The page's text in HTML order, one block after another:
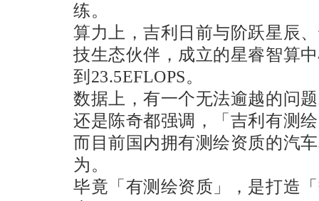
练。
算力上，吉利日前与阶跃星辰
技生态伙伴，成立的星睿智算
到23.5EFLOPS。
数据上，有一个无法逾越的问
还是陈奇都强调，「吉利有测
而目前国内拥有测绘资质的汽
为。
毕竟「有测绘资质」，是打造